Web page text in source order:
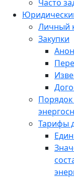
Часто
Личный
Закупки
Тарифы